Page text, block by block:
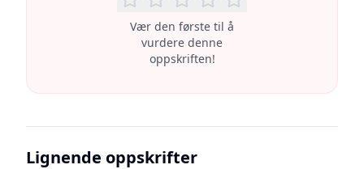
Vær den første til å
vurdere denne
oppskriften!
Lignende oppskrifter